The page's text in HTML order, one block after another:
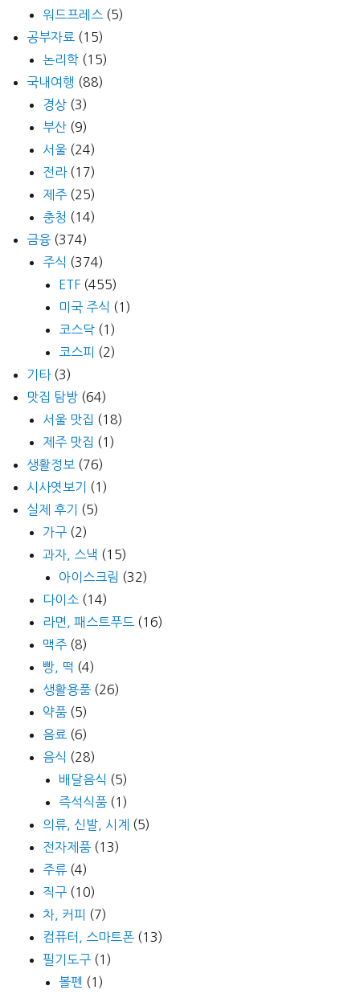
워드프레스 (5)
공부자료 (15)
논리학 (15)
국내여행 (88)
경상 (3)
부산 (9)
서울 (24)
전라(17)
제주 (25)
충청 (14)
금융 (374)
주식 (374)
ETF (455)
미국 주식 (1)
코스닥 (1)
코스피 (2)
기타(3)
맛집 탐방 (64)
서울 맛집 (18)
제주 맛집 (1)
생활정보 (76)
시사엿보기
(1)
실제 후기
(5)
가구 (2)
과자, 스낵 (15)
아이스크림 (32)
다이소 (14)
라면, 패스트푸드 (16)
맥주 (8)
빵, 떡 (4)
생활용품 (26)
약품 (5)
음료 (6)
음식 (28)
배달음식 (5)
즉석식품 (1)
의류, 신발, 시계
(5)
전자제품 (13)
주류 (4)
직구 (10)
차, 커피 (7)
컴퓨터, 스마트폰 (13)
필기도구 (1)
볼펜 (1)